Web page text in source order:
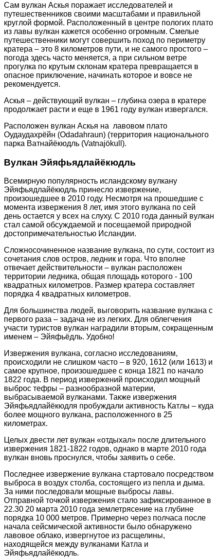
Сам вулкан Аскья поражает исследователей и
путешественников своими масштабами и правильной
круглой формой. Расположенный в центре пологих плато
из лавы вулкан кажется особенно огромным. Смелые
путешественники могут совершить поход по периметру
кратера – это 8 километров пути, и не самого простого –
погода здесь часто меняется, а при сильном ветре
прогулка по крутым склонам кратера превращается в
опасное приключение, начинать которое и вовсе не
рекомендуется.
Аскья – действующий вулкан – глубина озера в кратере
продолжает расти и еще в 1961 году вулкан извергался.
Расположен вулкан Аскья на лавовом плато
Оудаудахрёйн (Odadahraun) (территория национального
парка Ватнайёкюдль (Vatnajökull).
Вулкан Эйяфьядлайёкюдль
Всемирную популярность исландскому вулкану
Эйяфьядлайёкюдль принесло извержение,
произошедшее в 2010 году. Несмотря на прошедшие с
момента извержения 8 лет, имя этого вулкана по сей
день остается у всех на слуху. С 2010 года данный вулкан
стал самой обсуждаемой и посещаемой природной
достопримечательностью Исландии.
Сложносочиненное название вулкана, по сути, состоит из
сочетания слов остров, ледник и гора. Что вполне
отвечает действительности – вулкан расположен
территории ледника, общая площадь которого - 100
квадратных километров. Размер кратера составляет
порядка 4 квадратных километров.
Для большинства людей, выговорить название вулкана с
первого раза – задача не из легких. Для облегчения
участи туристов вулкан наградили вторым, сокращенным
именем – Эйяфьёдль. Удобно!
Извержения вулкана, согласно исследованиям,
происходили не слишком часто – в 920, 1612 (или 1613) и
самое крупное, произошедшее с конца 1821 по начало
1822 года. В период извержений происходил мощный
выброс тефры – разнообразной материи,
выбрасываемой вулканами. Также извержения
Эйяфьядлайёкюдля пробуждали активность Катлы – куда
более мощного вулкана, расположенного в 25
километрах.
Целых двести лет вулкан «отдыхал» после длительного
извержения 1821-1822 годов, однако в марте 2010 года
вулкан вновь проснулся, чтобы заявить о себе.
Последнее извержение вулкана стартовало посредством
выброса в воздух столба, состоящего из пепла и дыма.
За ними последовали мощные выбросы лавы.
Отправной точкой извержения стало зафиксированное в
22.30 20 марта 2010 года землетрясение на глубине
порядка 10 000 метров. Примерно через полчаса после
начала сейсмической активности было обнаружено
лавовое облако, извергнутое из расщелины,
находящейся между вулканами Катла и
Эйяфьядлайёкюдль.